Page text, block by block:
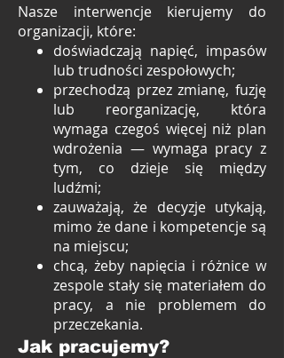
Nasze interwencje kierujemy do
organizacji, które:
doświadczają napięć, impasów
lub trudności zespołowych;
przechodzą przez zmianę, fuzję
lub reorganizację, która
wymaga czegoś więcej niż plan
wdrożenia — wymaga pracy z
tym, co dzieje się między
ludźmi;
zauważają, że decyzje utykają,
mimo że dane i kompetencje są
na miejscu;
chcą, żeby napięcia i różnice w
zespole stały się materiałem do
pracy, a nie problemem do
przeczekania.
Jak pracujemy?